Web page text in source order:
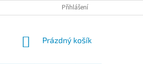
Přihlášení
NÁKUPNÍ
Prázdný košík